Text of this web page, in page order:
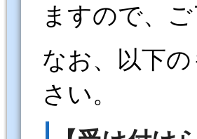
ますので、
なお、以下
さい。